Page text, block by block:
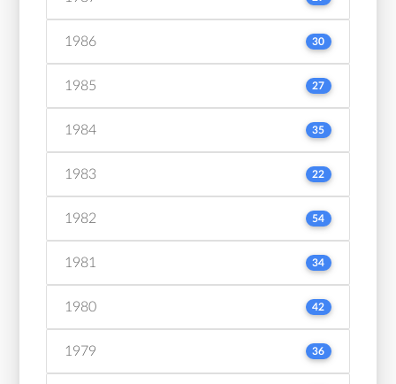
1986 30
1985 27
1984 35
1983 22
1982 54
1981 34
1980 42
1979 36